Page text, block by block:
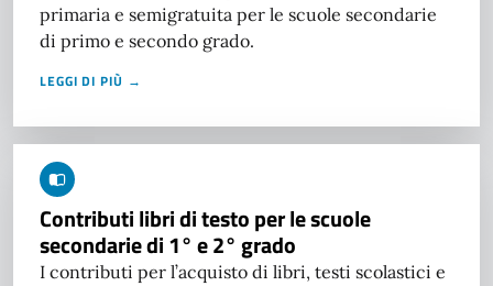
primaria e semigratuita per le scuole secondarie
di primo e secondo grado.
LEGGI DI PIÙ →
Contributi libri di testo per le scuole
secondarie di 1° e 2° grado
I contributi per l’acquisto di libri, testi scolastici e